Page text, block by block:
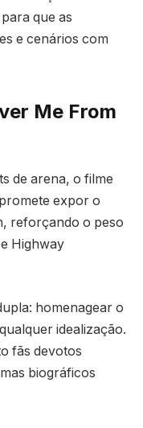
que as
e cenários com
Me From
de arena, o filme
expor o
reforçando o peso
Highway
homenagear o
idealização.
fãs devotos
biográficos